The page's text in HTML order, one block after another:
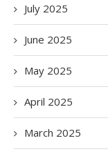
July 2025
June 2025
May 2025
April 2025
March 2025